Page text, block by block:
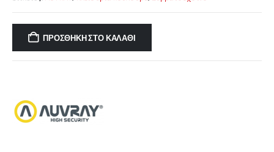
ΠΡΟΣΘΉΚΗ ΣΤΟ ΚΑΛΆΘΙ